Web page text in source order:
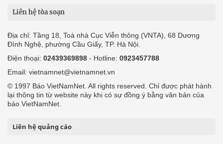
Liên hệ tòa soạn
Địa chỉ: Tầng 18, Toà nhà Cục Viễn thông (VNTA), 68 Dương
Đình Nghệ, phường Cầu Giấy, TP. Hà Nội.
Điện thoại: 02439369898 - Hotline: 0923457788
Email: vietnamnet@vietnamnet.vn
© 1997 Báo VietNamNet. All rights reserved. Chỉ được phát hành
lại thông tin từ website này khi có sự đồng ý bằng văn bản của
báo VietNamNet.
Liên hệ quảng cáo